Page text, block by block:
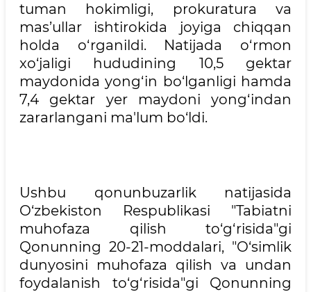
tuman hokimligi, prokuratura va
mas’ullar ishtirokida joyiga chiqqan
holda o‘rganildi. Natijada o‘rmon
xo‘jaligi hududining 10,5 gektar
maydonida yong‘in bo‘lganligi hamda
7,4 gektar yer maydoni yong‘indan
zararlangani ma'lum bo‘ldi.
Ushbu qonunbuzarlik natijasida
O‘zbekiston Respublikasi "Tabiatni
muhofaza qilish to‘g‘risida"gi
Qonunning 20-21-moddalari, "O‘simlik
dunyosini muhofaza qilish va undan
foydalanish to‘g‘risida"gi Qonunning